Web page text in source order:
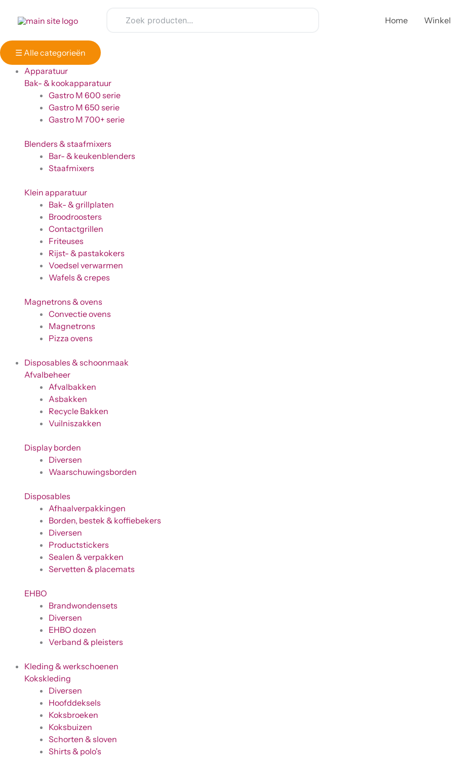
inhoud
Home Winkel
☰ Alle categorieën
Apparatuur
Bak- & kookapparatuur
Gastro M 600 serie
Gastro M 650 serie
Gastro M 700+ serie
Blenders & staafmixers
Bar- & keukenblenders
Staafmixers
Klein apparatuur
Bak- & grillplaten
Broodroosters
Contactgrillen
Friteuses
Rijst- & pastakokers
Voedsel verwarmen
Wafels & crepes
Magnetrons & ovens
Convectie ovens
Magnetrons
Pizza ovens
Disposables & schoonmaak
Afvalbeheer
Afvalbakken
Asbakken
Recycle Bakken
Vuilniszakken
Display borden
Diversen
Waarschuwingsborden
Disposables
Afhaalverpakkingen
Borden, bestek & koffiebekers
Diversen
Productstickers
Sealen & verpakken
Servetten & placemats
EHBO
Brandwondensets
Diversen
EHBO dozen
Verband & pleisters
Kleding & werkschoenen
Kokskleding
Diversen
Hoofddeksels
Koksbroeken
Koksbuizen
Schorten & sloven
Shirts & polo's